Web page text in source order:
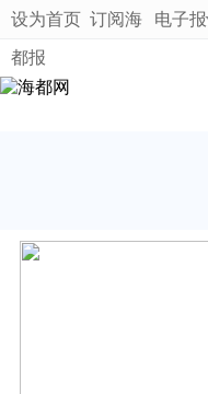
设为首页 订阅海
都报
电子报